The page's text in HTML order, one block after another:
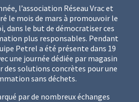
l’association Réseau Vrac et
le mois de mars à promouvoir le
dans le but de démocratiser ces
plus responsables. Pendant
Petrel a été présente dans 19
une journée dédiée par magasin
des solutions concrètes pour une
sans déchets.
par de nombreux échanges